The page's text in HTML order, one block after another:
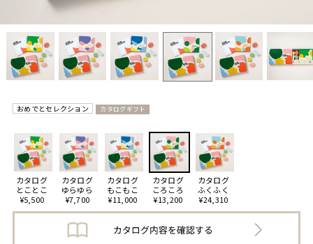
おめでとセレクション カタログギフト
カタログ
とことこ
¥5,500
カタログ
ゆらゆら
¥7,700
カタログ
もこもこ
¥11,000
カタログ
ころころ
¥13,200
カタログ
ふくふく
¥24,310